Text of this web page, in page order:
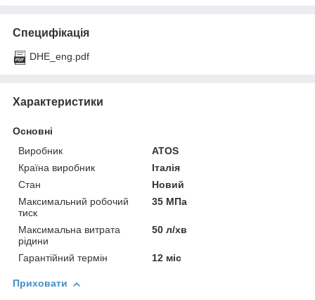
Специфікація
DHE_eng.pdf
Характеристики
Основні
Виробник
ATOS
Країна виробник
Італія
Стан
Новий
Максимальний робочий
тиск
35 МПа
Максимальна витрата
рідини
50 л/хв
Гарантійний термін 12 міс
Приховати